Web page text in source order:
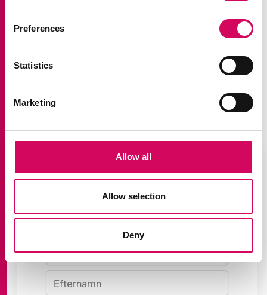
Preferences
Statistics
Marketing
Allow all
Allow selection
Deny
Anmäl dig genom att fylla i
formuläret